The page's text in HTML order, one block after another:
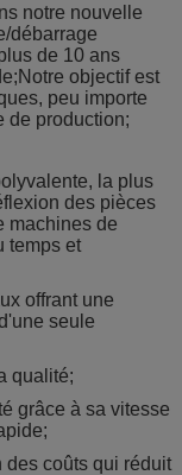
notre nouvelle
débarrage
de 10 ans
objectif est
peu importe
de production;
la plus
des pièces
machines de
temps et
offrant une
seule
qualité;
grâce à sa vitesse
des coûts qui réduit